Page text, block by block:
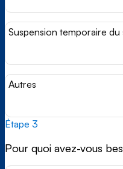
Suspension temporaire du
Autres
Étape 3
Pour quoi avez-vous